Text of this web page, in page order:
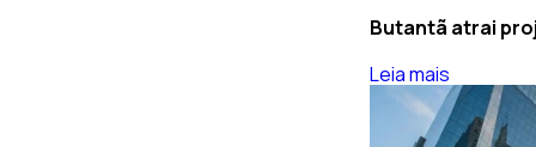
Butantã atrai
Leia mais